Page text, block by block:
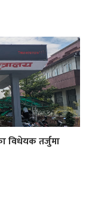
विधेयक तर्जुमा